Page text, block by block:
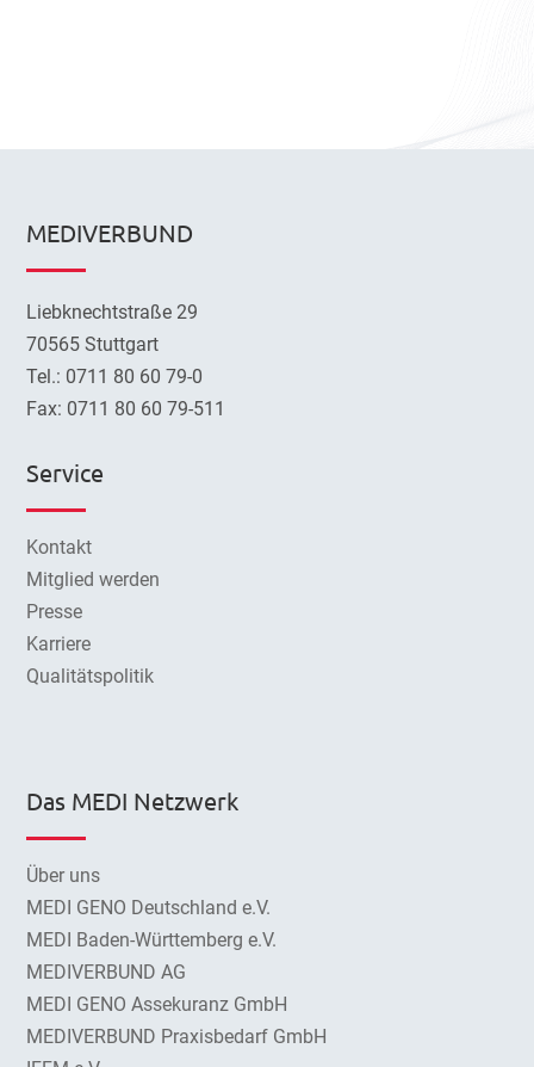
MEDIVERBUND
Liebknechtstraße 29
70565 Stuttgart
Tel.: 0711 80 60 79-0
Fax: 0711 80 60 79-511
Service
Kontakt
Mitglied werden
Presse
Karriere
Qualitätspolitik
Das MEDI Netzwerk
Über uns
MEDI GENO Deutschland e.V.
MEDI Baden-Württemberg e.V.
MEDIVERBUND AG
MEDI GENO Assekuranz GmbH
MEDIVERBUND Praxisbedarf GmbH